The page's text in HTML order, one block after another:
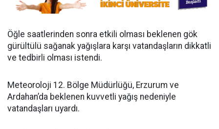
Öğle saatlerinden sonra etkili olması beklenen gök
gürültülü sağanak yağışlara karşı vatandaşların dikkatli
ve tedbirli olması istendi.
Meteoroloji 12. Bölge Müdürlüğü, Erzurum ve
Ardahan’da beklenen kuvvetli yağış nedeniyle
vatandaşları uyardı.